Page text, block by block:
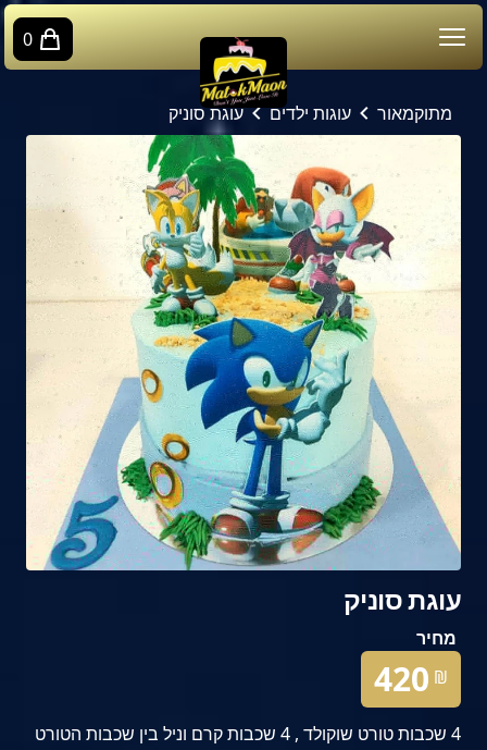
0
מתוקמאור עוגות ילדים עוגת סוניק
עוגת סוניק
מחיר
₪
420
4 שכבות טורט שוקולד , 4 שכבות קרם וניל בין שכבות הטורט